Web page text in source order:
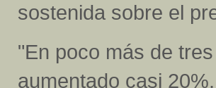
sostenida sobre el
"En poco más de
aumentado casi